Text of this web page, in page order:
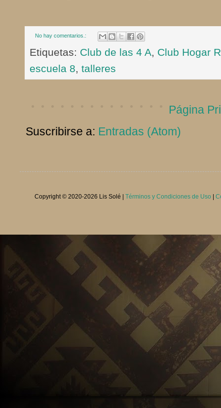
No hay comentarios.:
Etiquetas: Club de las 4 A, Club Hogar
escuela 8, talleres
Página
Suscribirse a: Entradas (Atom)
Copyright © 2020-2026 Lis Solé | Términos y Condiciones de Uso |